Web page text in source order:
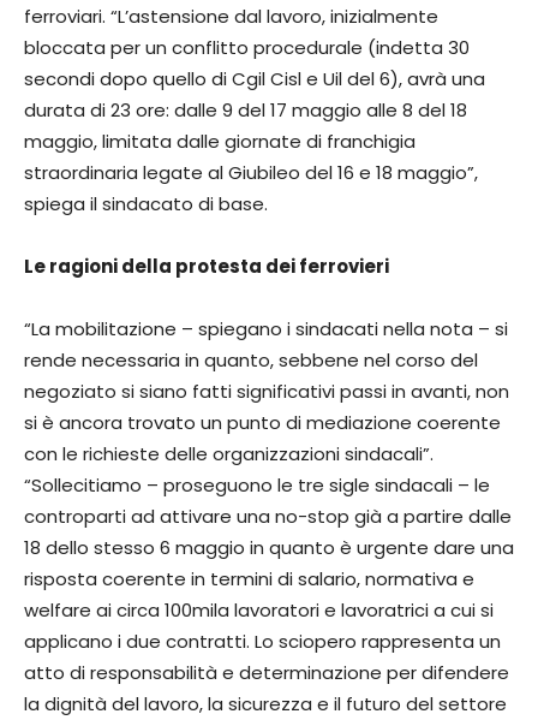
ferroviari. “L’astensione dal lavoro, inizialmente
bloccata per un conflitto procedurale (indetta 30
secondi dopo quello di Cgil Cisl e Uil del 6), avrà una
durata di 23 ore: dalle 9 del 17 maggio alle 8 del 18
maggio, limitata dalle giornate di franchigia
straordinaria legate al Giubileo del 16 e 18 maggio”,
spiega il sindacato di base.
Le ragioni della protesta dei ferrovieri
“La mobilitazione – spiegano i sindacati nella nota – si
rende necessaria in quanto, sebbene nel corso del
negoziato si siano fatti significativi passi in avanti, non
si è ancora trovato un punto di mediazione coerente
con le richieste delle organizzazioni sindacali”.
“Sollecitiamo – proseguono le tre sigle sindacali – le
controparti ad attivare una no-stop già a partire dalle
18 dello stesso 6 maggio in quanto è urgente dare una
risposta coerente in termini di salario, normativa e
welfare ai circa 100mila lavoratori e lavoratrici a cui si
applicano i due contratti. Lo sciopero rappresenta un
atto di responsabilità e determinazione per difendere
la dignità del lavoro, la sicurezza e il futuro del settore